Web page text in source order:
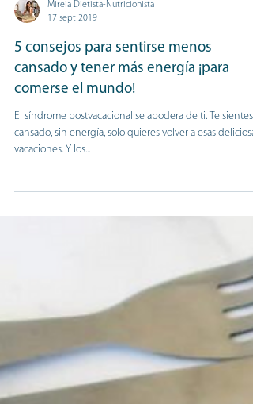
Mireia Dietista-Nutricionista
17 sept 2019
5 consejos para sentirse menos
cansado y tener más energía ¡para
comerse el mundo!